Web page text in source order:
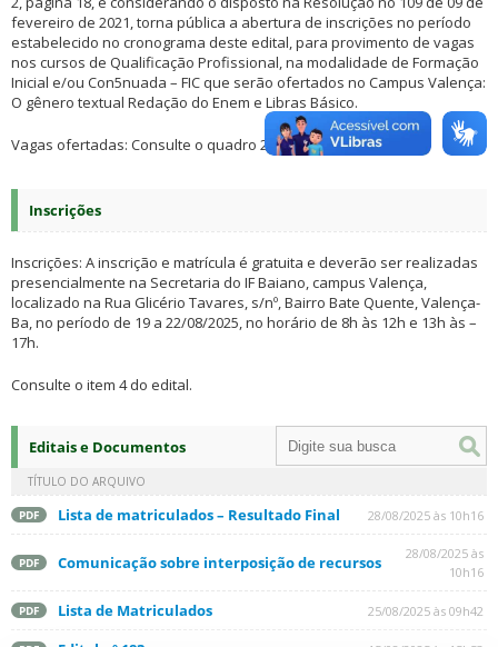
fevereiro de 2021, torna pública a abertura de inscrições no período
estabelecido no cronograma deste edital, para provimento de vagas
nos cursos de Qualificação Profissional, na modalidade de Formação
Inicial e/ou Con5nuada – FIC que serão ofertados no Campus Valença:
O gênero textual Redação do Enem e Libras Básico.
Vagas ofertadas: Consulte o quadro 2.1 do edital
Inscrições
Inscrições: A inscrição e matrícula é gratuita e deverão ser realizadas
presencialmente na Secretaria do IF Baiano, campus Valença,
localizado na Rua Glicério Tavares, s/nº, Bairro Bate Quente, Valença-
Ba, no período de 19 a 22/08/2025, no horário de 8h às 12h e 13h às –
17h.
Consulte o item 4 do edital.
Editais e Documentos
TÍTULO DO ARQUIVO
PDF Lista de matriculados – Resultado Final 28/08/2025 às 10h16
PDF Comunicação sobre interposição de recursos
28/08/2025 às
10h16
PDF Lista de Matriculados 25/08/2025 às 09h42